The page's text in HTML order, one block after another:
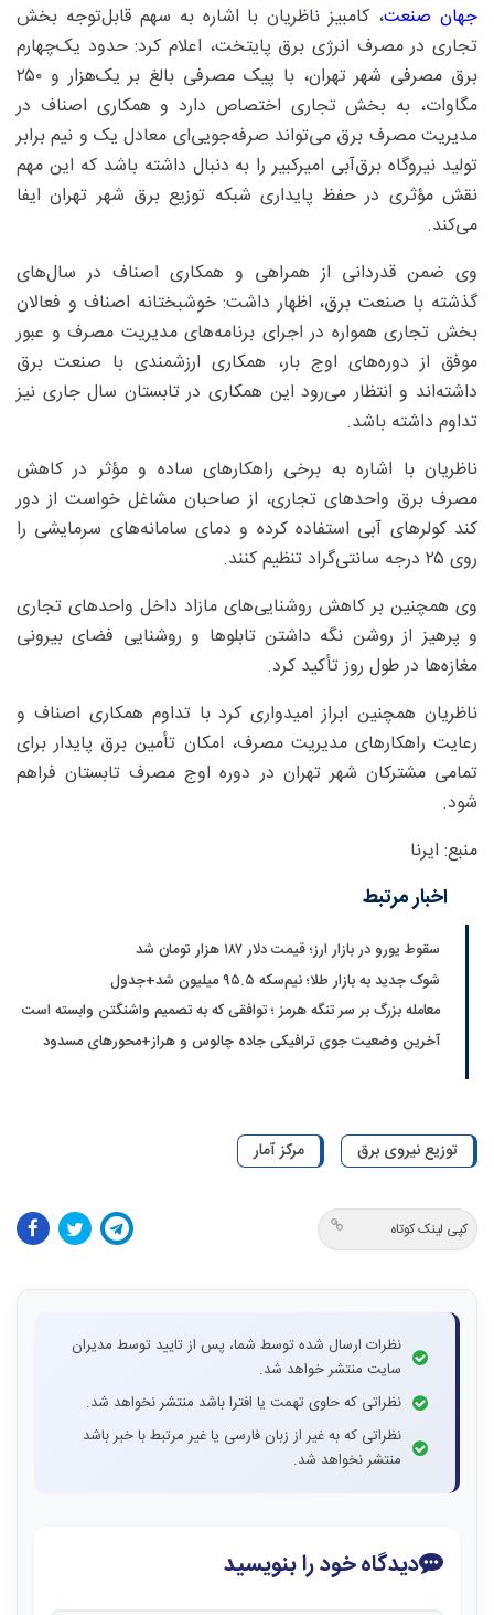
جهان صنعت، کامبیز ناظریان با اشاره به سهم قابل‌توجه بخش
تجاری در مصرف انرژی برق پایتخت، اعلام کرد: حدود یک‌چهارم
برق مصرفی شهر تهران، با پیک مصرفی بالغ بر یک‌هزار و ۲۵۰
مگاوات، به بخش تجاری اختصاص دارد و همکاری اصناف در
مدیریت مصرف برق می‌تواند صرفه‌جویی‌ای معادل یک و نیم برابر
تولید نیروگاه برق‌آبی امیرکبیر را به دنبال داشته باشد که این مهم
نقش مؤثری در حفظ پایداری شبکه توزیع برق شهر تهران ایفا
می‌کند.
وی ضمن قدردانی از همراهی و همکاری اصناف در سال‌های
گذشته با صنعت برق، اظهار داشت: خوشبختانه اصناف و فعالان
بخش تجاری همواره در اجرای برنامه‌های مدیریت مصرف و عبور
موفق از دوره‌های اوج بار، همکاری ارزشمندی با صنعت برق
داشته‌اند و انتظار می‌رود این همکاری در تابستان سال جاری نیز
تداوم داشته باشد.
ناظریان با اشاره به برخی راهکارهای ساده و مؤثر در کاهش
مصرف برق واحدهای تجاری، از صاحبان مشاغل خواست از دور
کند کولرهای آبی استفاده کرده و دمای سامانه‌های سرمایشی را
روی ۲۵ درجه سانتی‌گراد تنظیم کنند.
وی همچنین بر کاهش روشنایی‌های مازاد داخل واحدهای تجاری
و پرهیز از روشن نگه داشتن تابلوها و روشنایی فضای بیرونی
مغازه‌ها در طول روز تأکید کرد.
ناظریان همچنین ابراز امیدواری کرد با تداوم همکاری اصناف و
رعایت راهکارهای مدیریت مصرف، امکان تأمین برق پایدار برای
تمامی مشترکان شهر تهران در دوره اوج مصرف تابستان فراهم
شود.
منبع: ایرنا
اخبار مرتبط
سقوط یورو در بازار ارز؛ قیمت دلار ۱۸۷ هزار تومان شد
شوک جدید به بازار طلا؛ نیم‌سکه ۹۵.۵ میلیون شد+جدول
معامله بزرگ بر سر تنگه هرمز ؛ توافقی که به تصمیم واشنگتن وابسته است
آخرین وضعیت جوی ترافیکی جاده چالوس و هراز+محورهای مسدود
توزیع نیروی برق مرکز آمار
کپی لینک کوتاه
نظرات ارسال شده توسط شما، پس از تایید توسط مدیران
سایت منتشر خواهد شد.
نظراتی که حاوی تهمت یا افترا باشد منتشر نخواهد شد.
نظراتی که به غیر از زبان فارسی یا غیر مرتبط با خبر باشد
منتشر نخواهد شد.
دیدگاه خود را بنویسید